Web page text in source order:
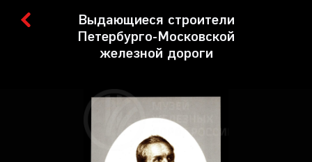
Выдающиеся строители
Петербурго-Московской
железной дороги